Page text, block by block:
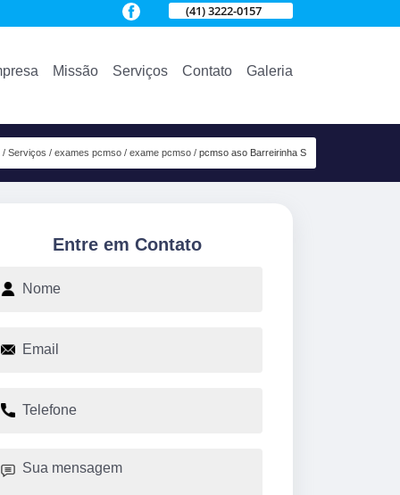
(41) 3222-0157
Missão Serviços Contato Galeria
Serviços exames pcmso exame pcmso pcmso aso Barreirinha S
Entre em Contato